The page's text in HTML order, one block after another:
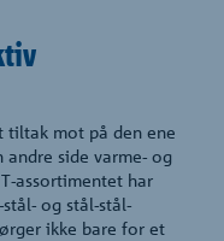
tiltak mot på den ene
andre side varme- og
assortimentet har
og stål-stål-
ikke bare for et